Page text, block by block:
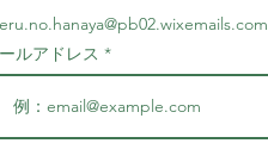
ルアドレス